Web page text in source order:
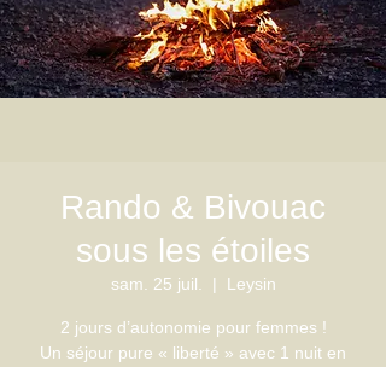
Rando & Bivouac
sous les étoiles
sam. 25 juil.
  |
Leysin
2 jours d’autonomie pour femmes !
Un séjour pure « liberté » avec 1 nuit en